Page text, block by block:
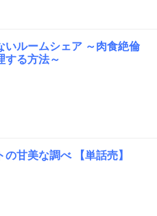
いルームシェア ～肉食絶倫
する方法～
甘美な調べ 【単話売】